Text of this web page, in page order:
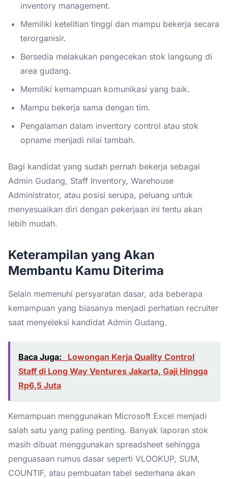
inventory management.
Memiliki ketelitian tinggi dan mampu bekerja secara
terorganisir.
Bersedia melakukan pengecekan stok langsung di
area gudang.
Memiliki kemampuan komunikasi yang baik.
Mampu bekerja sama dengan tim.
Pengalaman dalam inventory control atau stok
opname menjadi nilai tambah.
Bagi kandidat yang sudah pernah bekerja sebagai
Admin Gudang, Staff Inventory, Warehouse
Administrator, atau posisi serupa, peluang untuk
menyesuaikan diri dengan pekerjaan ini tentu akan
lebih mudah.
Keterampilan yang Akan
Membantu Kamu Diterima
Selain memenuhi persyaratan dasar, ada beberapa
kemampuan yang biasanya menjadi perhatian recruiter
saat menyeleksi kandidat Admin Gudang.
Baca Juga:
Lowongan Kerja Quality Control
Staff di Long Way Ventures Jakarta, Gaji Hingga
Rp6,5 Juta
Kemampuan menggunakan Microsoft Excel menjadi
salah satu yang paling penting. Banyak laporan stok
masih dibuat menggunakan spreadsheet sehingga
penguasaan rumus dasar seperti VLOOKUP, SUM,
COUNTIF, atau pembuatan tabel sederhana akan